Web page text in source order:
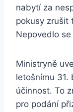
nabytí za
pokusy zrušit
Nepovedlo
Ministryně
letošnímu 31.
účinnost. To
pro podání